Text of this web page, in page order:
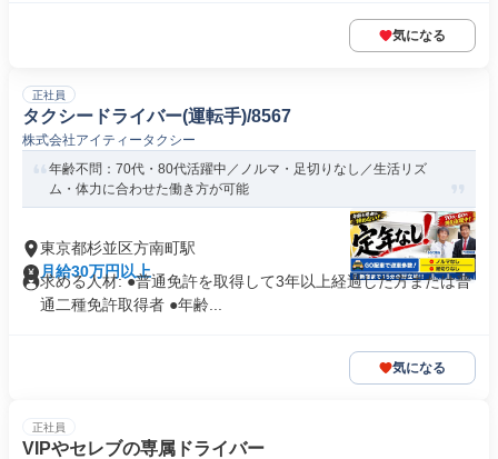
気になる
正社員
タクシードライバー(運転手)/8567
株式会社アイティータクシー
年齢不問：70代・80代活躍中／ノルマ・足切りなし／生活リズ
ム・体力に合わせた働き方が可能
東京都杉並区方南町駅
月給30万円以上
求める人材: ●普通免許を取得して3年以上経過した方または普
通二種免許取得者 ●年齢...
気になる
正社員
VIPやセレブの専属ドライバー